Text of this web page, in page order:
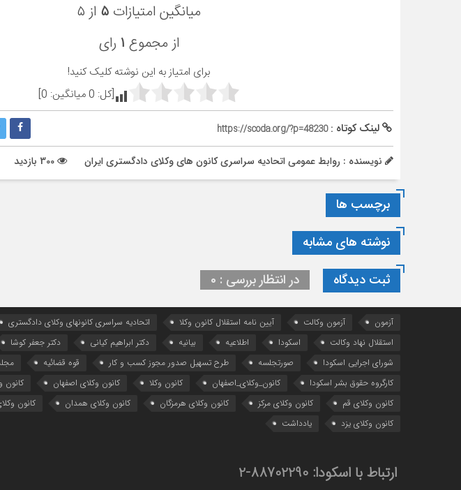
میانگین امتیازات ۵ از ۵
از مجموع ۱ رای
برای امتیاز به این نوشته کلیک کنید!
[کل: 0میانگین: 0
]
لینک کوتاه :https://scoda.org/?p=48230
نویسنده : روابط عمومی اتحادیه سراسری کانون های وکلای دادگستری ایران
برچسب ها
نوشته های مشابه
ثبت دیدگاه
در انتظار بررسی : 0
آزمون آزمون وکالت آیین ‌نامه استقلال کانون وکلا اتحادیه سراسری کانونهای وکلای دادگستری
استقلال نهاد وکالت
اسکودا اطلاعیه بیانیه دکتر ابراهیم کیانی دکتر جعفر کوشا
شورای اجرایی اسکودا
صورتجلسه طرح تسهیل صدور مجوز کسب و کار قوه قضائیه
کارگروه حقوق بشر اسکودا
کانون_وکلای_اصفهان کانون وکلا کانون وکلای اصفهان کانون
کانون وکلای قم
کانون وکلای مرکز کانون وکلای هرمزگان کانون وکلای همدان کانون
کانون وکلای یزد
یادداشت
ارتباط با اسکودا: 88702290-2